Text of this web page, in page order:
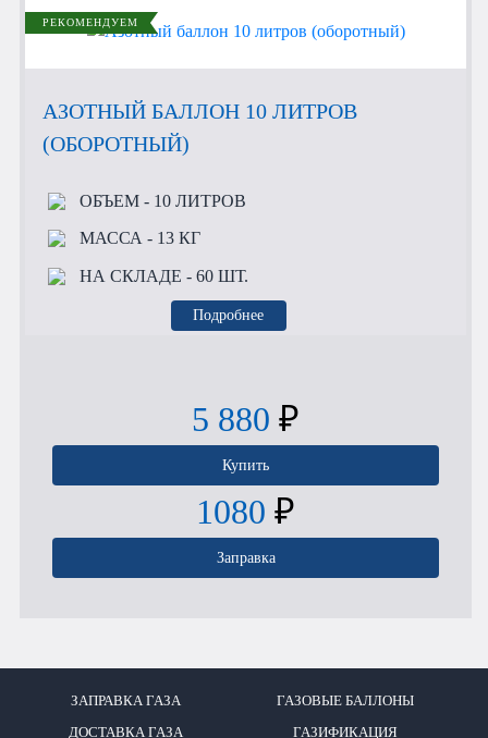
РЕКОМЕНДУЕМ
АЗОТНЫЙ БАЛЛОН 10 ЛИТРОВ
(ОБОРОТНЫЙ)
ОБЪЕМ- 10 ЛИТРОВ
МАССА- 13 КГ
НА СКЛАДЕ - 60 ШТ.
Подробнее
5 880 ₽
Купить
1080 ₽
Заправка
ЗАПРАВКА ГАЗА ГАЗОВЫЕ БАЛЛОНЫ
ДОСТАВКА ГАЗА ГАЗИФИКАЦИЯ